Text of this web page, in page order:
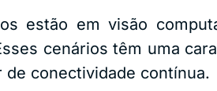
estão em visão
cenários têm uma
conectividade contínua.